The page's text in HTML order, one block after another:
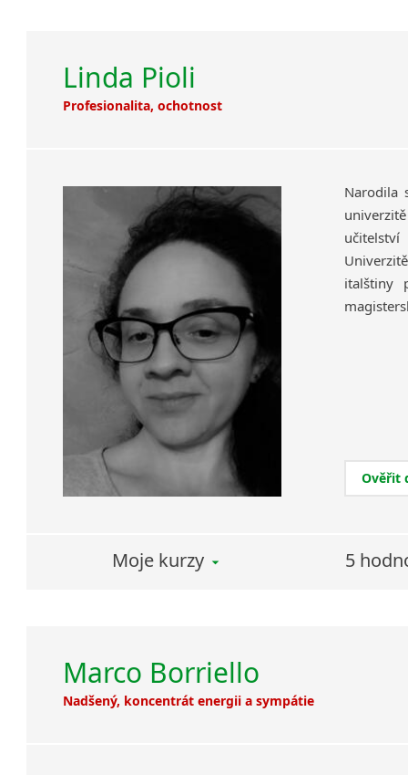
Linda Pioli
Profesionalita, ochotnost
Narodila
italštiny
Ověřit
Moje kurzy 5
Marco Borriello
Nadšený, koncentrát energii a sympátie